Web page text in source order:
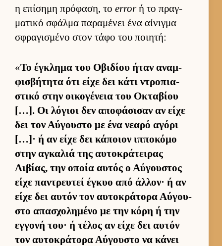
η επίσημη πρόφαση, το errorή το πραγ­
ματικό σφάλμα παραμένει ένα αί­νιγμα
σφραγισμένο στον τάφο του ποι­ητή:
«Το έγκλημα του Οβιδίου ήταν αναμ­
φισβήτητα ότι είχε δει κάτι ντροπια­
στικό στην οι­κογένεια του Οκταβίου
[…]. Οι λόγιοι δεν αποφάσισαν αν είχε
δει τον Αύ­γου­στο με ένα νεαρό αγόρι
[…]· ή αν είχε δει κάποιον ιπ­ποκόμο
στην αγκαλιά της αυ­τοκράτει­ρας
Λιβίας, την οποία αυ­τός ο Αύ­γου­στος
είχε παντρευ­τεί έγκυο από άλ­λον· ή αν
είχε δει αυ­τόν τον αυ­τοκράτορα Αύ­γου­
στο απασχολημένο με την κόρη ή την
εγ­γονή του· ή τέλος αν είχε δει αυ­τόν
τον αυ­τοκράτορα Αύ­γου­στο να κάνει